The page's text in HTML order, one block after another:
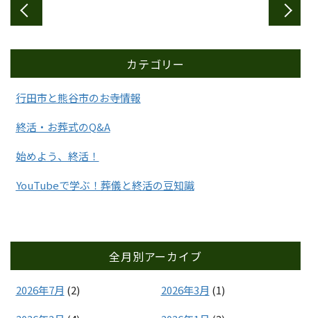
カテゴリー
行田市と熊谷市のお寺情報
終活・お葬式のQ&A
始めよう、終活！
YouTubeで学ぶ！葬儀と終活の豆知識
全月別アーカイブ
2026年7月 (2) 2026年3月 (1)